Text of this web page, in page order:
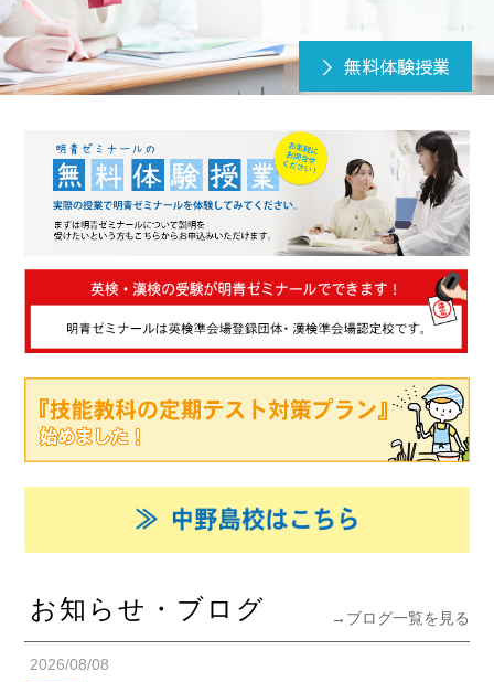
＞ 無料体験授業
お知らせ・ブログ →ブログ一覧を見る
2026/08/08